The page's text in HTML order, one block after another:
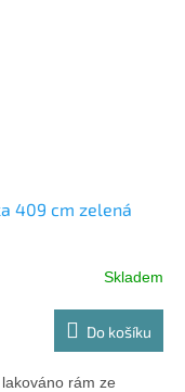
409 cm zelená
Skladem
Do košíku
rám ze